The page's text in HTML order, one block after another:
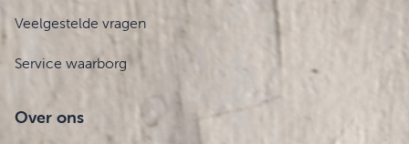
Veelgestelde vragen
Service waarborg
Over ons